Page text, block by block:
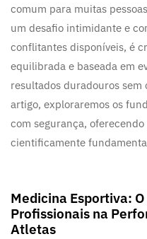
comum para muitas
um desafio intimidante e
conflitantes disponíveis, é
equilibrada e baseada em
resultados duradouros sem
artigo, exploraremos os
com segurança,
cientificamente
Medicina Esportiva:
Profissionais na
Atletas